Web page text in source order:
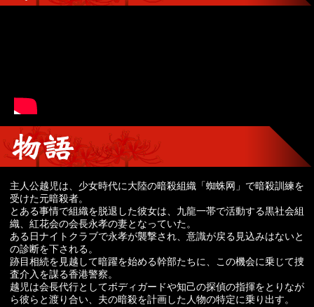
主人公越児は、少女時代に大陸の暗殺組織「蜘蛛网」で暗殺訓練を
受けた元暗殺者。
とある事情で組織を脱退した彼女は、九龍一帯で活動する黒社会組
織、紅花会の会長永孝の妻となっていた。
ある日ナイトクラブで永孝が襲撃され、意識が戻る見込みはないと
の診断を下される。
跡目相続を見越して暗躍を始める幹部たちに、この機会に乗じて捜
査介入を謀る香港警察。
越児は会長代行としてボディガードや知己の探偵の指揮をとりなが
ら彼らと渡り合い、夫の暗殺を計画した人物の特定に乗り出す。